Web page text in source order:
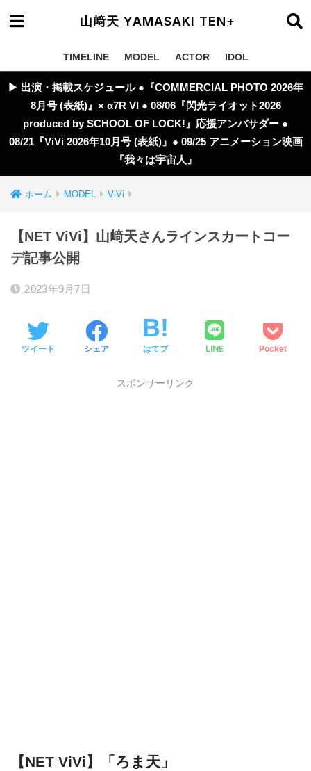
山﨑天 YAMASAKI TEN+
TIMELINE MODEL ACTOR IDOL
▶︎ 出演・掲載スケジュール ●『COMMERCIAL PHOTO 2026年
8月号 (表紙)』× α7R VI ● 08/06『閃光ライオット2026
produced by SCHOOL OF LOCK!』応援アンバサダー ●
08/21『ViVi 2026年10月号 (表紙)』● 09/25 アニメーション映画
『我々は宇宙人』
ホーム MODEL ViVi
【NET ViVi】山﨑天さんラインスカートコー
デ記事公開
2023年9月7日
ツイート シェア はてブ LINE Pocket
スポンサーリンク
【NET ViVi】「ろま天」